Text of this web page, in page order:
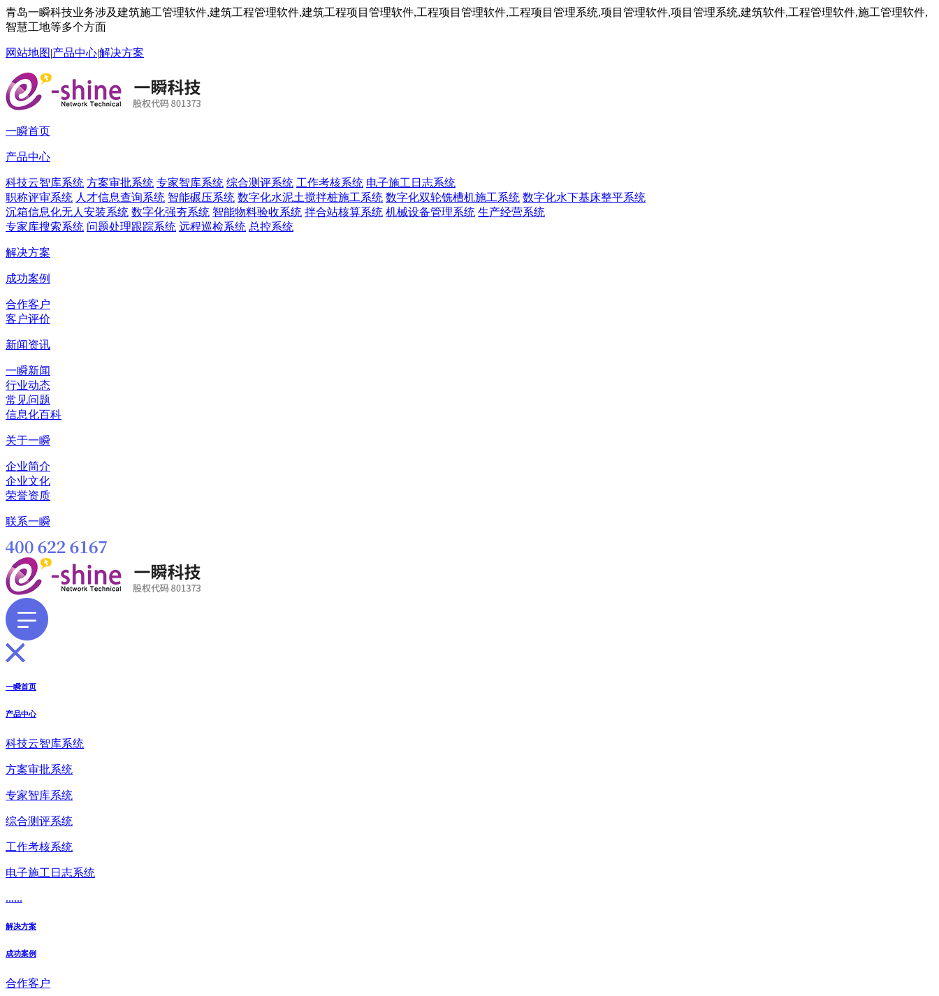
青岛一瞬科技业务涉及建筑施工管理软件,建筑工程管理软件,建筑工程项目管理软件,工程项目管理软件,工程项目管理系统,项目管理软件,项目管理系统,建筑软件,工程管理软件,施工管理软件,
智慧工地等多个方面
网站地图|产品中心|解决方案
一瞬首页
产品中心
科技云智库系统 方案审批系统 专家智库系统 综合测评系统 工作考核系统 电子施工日志系统
职称评审系统 人才信息查询系统 智能碾压系统 数字化水泥土搅拌桩施工系统 数字化双轮铣槽机施工系统 数字化水下基床整平系统
沉箱信息化无人安装系统 数字化强夯系统 智能物料验收系统 拌合站核算系统 机械设备管理系统 生产经营系统
专家库搜索系统 问题处理跟踪系统 远程巡检系统 总控系统
解决方案
成功案例
合作客户
客户评价
新闻资讯
一瞬新闻
行业动态
常见问题
信息化百科
关于一瞬
企业简介
企业文化
荣誉资质
联系一瞬
一瞬首页
产品中心
科技云智库系统
方案审批系统
专家智库系统
综合测评系统
工作考核系统
电子施工日志系统
......
解决方案
成功案例
合作客户